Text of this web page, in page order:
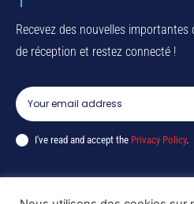
Recevez des nouvelles
de réception et restez connecté !
I've read and accept the Privacy Policy.